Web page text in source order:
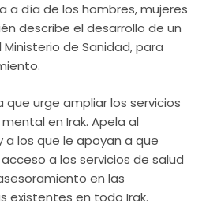
a día de los hombres, mujeres
describe el desarrollo de un
de Sanidad, para
que urge ampliar los servicios
en Irak. Apela al
a los que le apoyan a que
a los servicios de salud
en las
existentes en todo Irak.